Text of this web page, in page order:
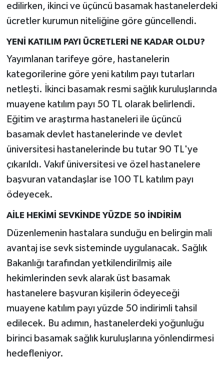
edilirken, ikinci ve üçüncü basamak hastanelerdeki
ücretler kurumun niteliğine göre güncellendi.
YENİ KATILIM PAYI ÜCRETLERİ NE KADAR OLDU?
Yayımlanan tarifeye göre, hastanelerin
kategorilerine göre yeni katılım payı tutarları
netleşti. İkinci basamak resmi sağlık kuruluşlarında
muayene katılım payı 50 TL olarak belirlendi.
Eğitim ve araştırma hastaneleri ile üçüncü
basamak devlet hastanelerinde ve devlet
üniversitesi hastanelerinde bu tutar 90 TL'ye
çıkarıldı. Vakıf üniversitesi ve özel hastanelere
başvuran vatandaşlar ise 100 TL katılım payı
ödeyecek.
AİLE HEKİMİ SEVKİNDE YÜZDE 50 İNDİRİM
Düzenlemenin hastalara sunduğu en belirgin mali
avantaj ise sevk sisteminde uygulanacak. Sağlık
Bakanlığı tarafından yetkilendirilmiş aile
hekimlerinden sevk alarak üst basamak
hastanelere başvuran kişilerin ödeyeceği
muayene katılım payı yüzde 50 indirimli tahsil
edilecek. Bu adımın, hastanelerdeki yoğunluğu
birinci basamak sağlık kuruluşlarına yönlendirmesi
hedefleniyor.